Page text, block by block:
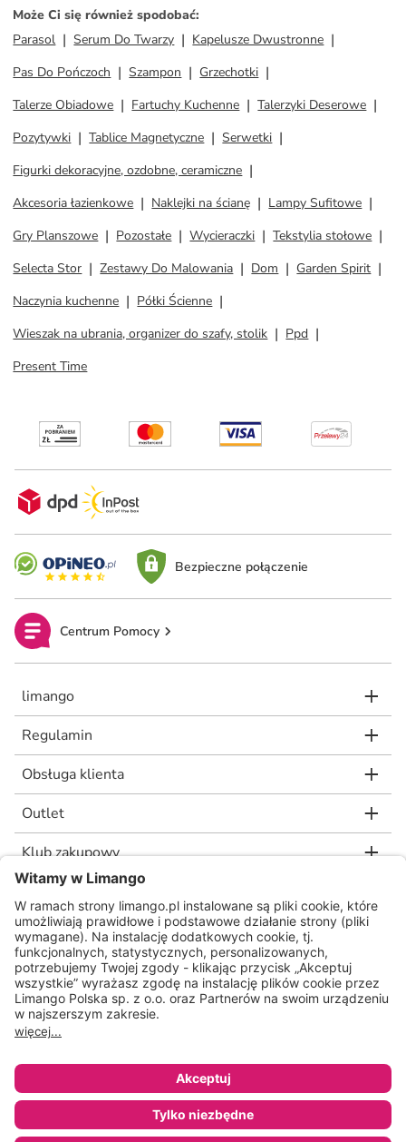
Może Ci się również spodobać:
Parasol
Serum Do Twarzy
Kapelusze Dwustronne
Pas Do Pończoch
Szampon
Grzechotki
Talerze Obiadowe
Fartuchy Kuchenne
Talerzyki Deserowe
Pozytywki
Tablice Magnetyczne
Serwetki
Figurki dekoracyjne, ozdobne, ceramiczne
Akcesoria łazienkowe
Naklejki na ścianę
Lampy Sufitowe
Gry Planszowe
Pozostałe Wycieraczki
Tekstylia stołowe
Selecta Stor
Zestawy Do Malowania Dom
Garden Spirit
Naczynia kuchenne
Półki Ścienne
Wieszak na ubrania, organizer do szafy, stolik
Ppd
Present Time
Bezpieczne połączenie
Centrum Pomocy
limango
Regulamin
Obsługa klienta
Outlet
Klub zakupowy
limango.de limango.nl
* Rekomendowana, niewiążąca cena detaliczna producenta, jaką wskazał nam
nasz dostawca. Wartość procentowa oznacza różnicę pomiędzy naszą ceną a